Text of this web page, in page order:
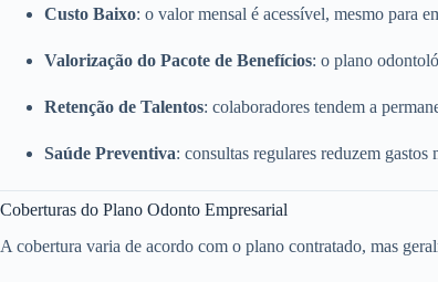
Custo Baixo: o valor mensal é acessível, mesmo para
Valorização do Pacote de Benefícios: o plano
Retenção de Talentos: colaboradores tendem a
Saúde Preventiva: consultas regulares reduzem
Coberturas do Plano Odonto Empresarial
A cobertura varia de acordo com o plano contratado, mas